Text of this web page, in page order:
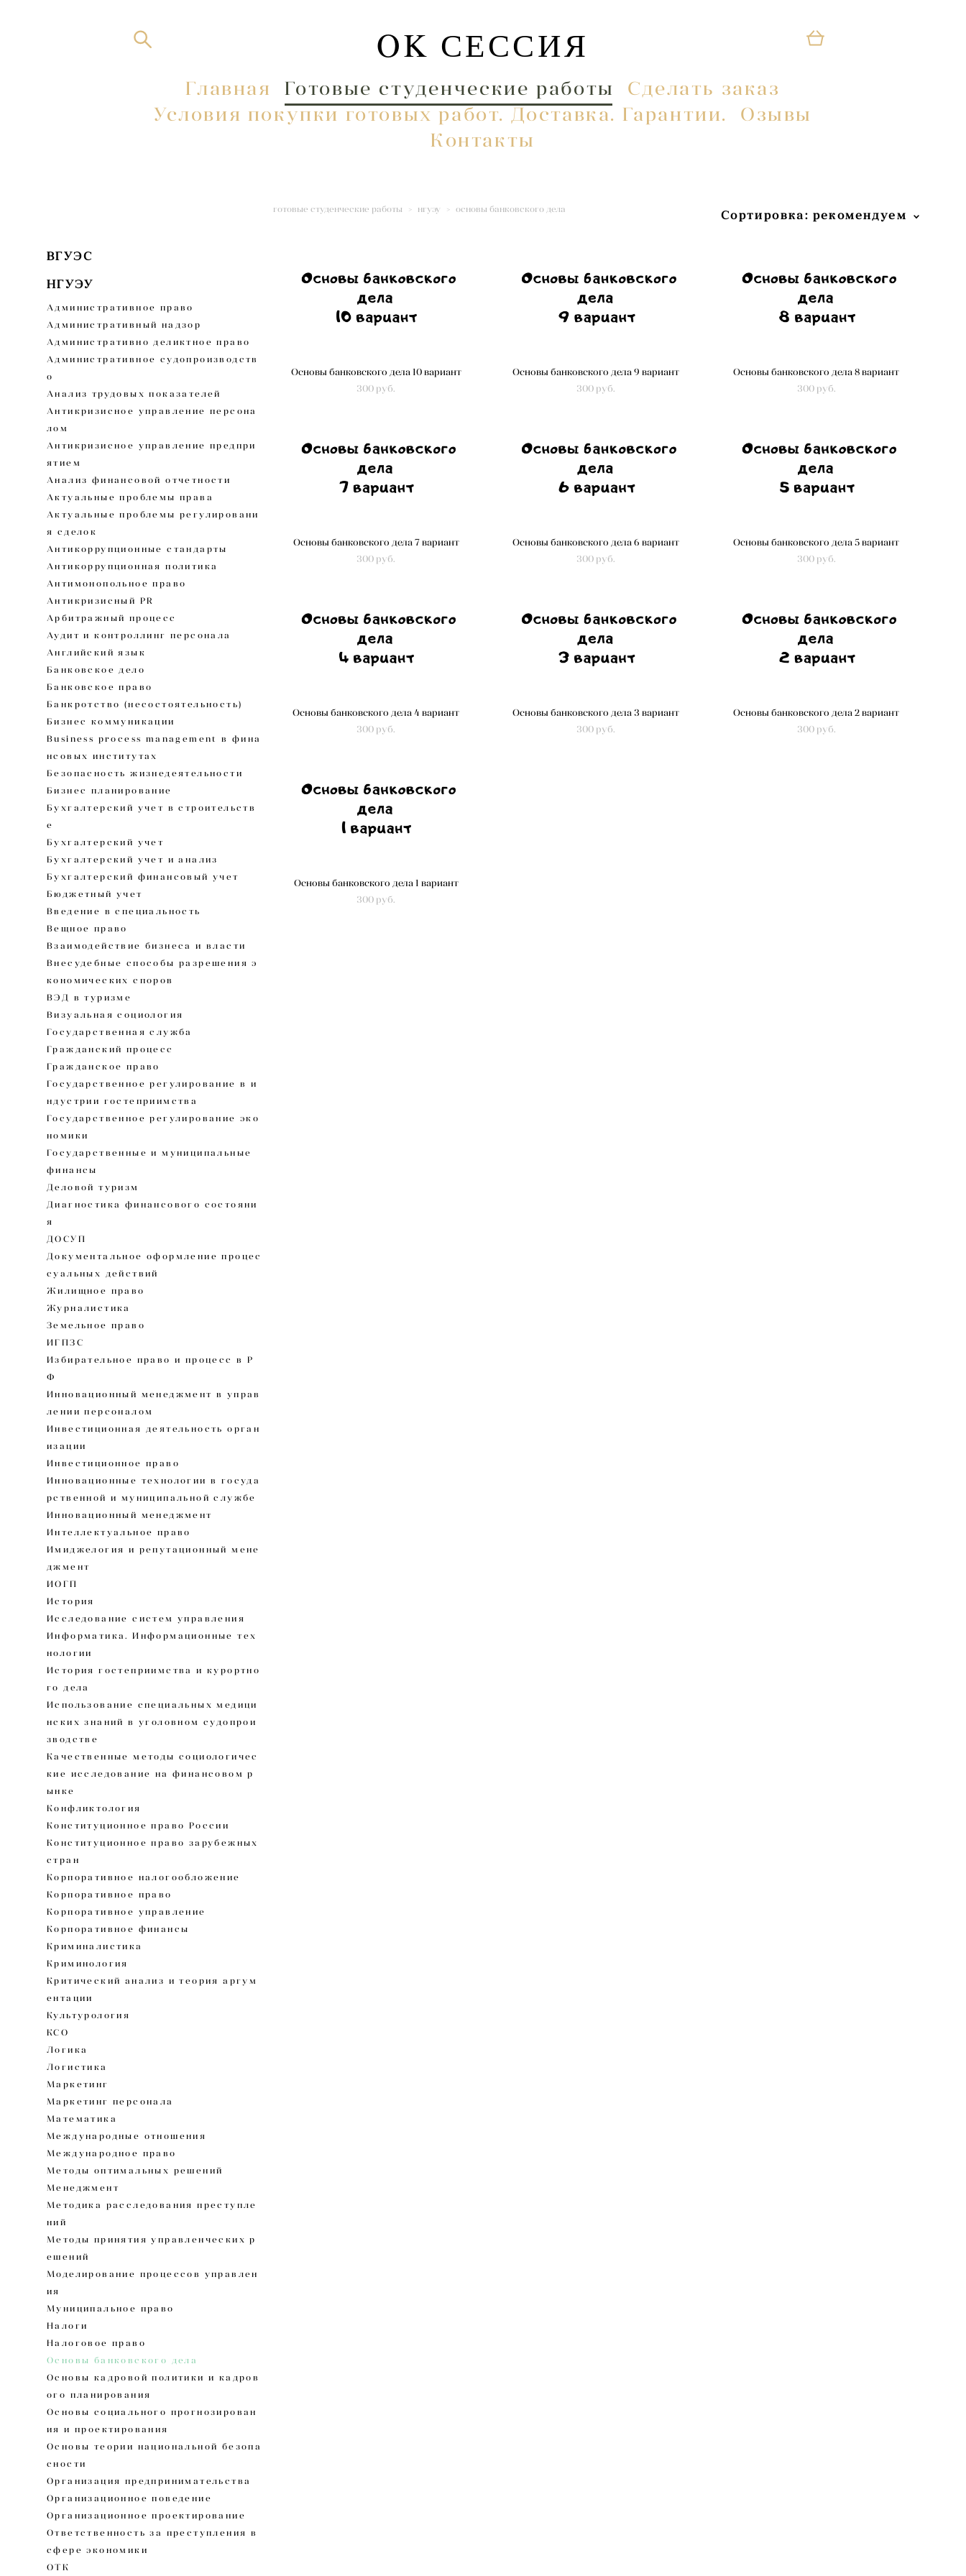
OK СЕССИЯ
Главная Готовые студенческие работы
Сделать заказ
Условия покупки готовых работ. Доставка. Гарантии.
Озывы
Контакты
OK СЕССИЯ
Главная Готовые студенческие работы
Сделать заказ
Условия покупки готовых работ. Доставка. Гарантии.
Озывы
Контакты
ВГУЭС
НГУЭУ
Административное право
Административный надзор
Административно деликтное право
Административное судопроизводств
о
Анализ трудовых показателей
Антикризисное управление персона
лом
Антикризисное управление предпри
ятием
Анализ финансовой отчетности
Актуальные проблемы права
Актуальные проблемы регулировани
я сделок
Антикоррупционные стандарты
Антикоррупционная политика
Антимонопольное право
Антикризисный PR
Арбитражный процесс
Аудит и контроллинг персонала
Английский язык
Банковское дело
Банковское право
Банкротство (несостоятельность)
Бизнес коммуникации
Business process management в фина
нсовых институтах
Безопасность жизнедеятельности
Бизнес планирование
Бухгалтерский учет в строительств
е
Бухгалтерский учет
Бухгалтерский учет и анализ
Бухгалтерский финансовый учет
Бюджетный учет
Введение в специальность
Вещное право
Взаимодействие бизнеса и власти
Внесудебные способы разрешения э
кономических споров
ВЭД в туризме
Визуальная социология
Государственная служба
Гражданский процесс
Гражданское право
Государственное регулирование в и
ндустрии гостеприимства
Государственное регулирование эко
номики
Государственные и муниципальные
финансы
Деловой туризм
Диагностика финансового состояни
я
ДОСУП
Документальное оформление процес
суальных действий
Жилищное право
Журналистика
Земельное право
ИГПЗС
Избирательное право и процесс в Р
Ф
Инновационный менеджмент в управ
лении персоналом
Инвестиционная деятельность орган
изации
Инвестиционное право
Инновационные технологии в госуда
рственной и муниципальной службе
Инновационный менеджмент
Интеллектуальное право
Имиджелогия и репутационный мене
джмент
ИОГП
История
Исследование систем управления
Информатика. Информационные тех
нологии
История гостеприимства и курортно
го дела
Использование специальных медици
нских знаний в уголовном судопрои
зводстве
Качественные методы социологичес
кие исследование на финансовом р
ынке
Конфликтология
Конституционное право России
Конституционное право зарубежных
стран
Корпоративное налогообложение
Корпоративное право
Корпоративное управление
Корпоративное финансы
Криминалистика
Криминология
Критический анализ и теория аргум
ентации
Культурология
КСО
Логика
Логистика
Маркетинг
Маркетинг персонала
Математика
Международные отношения
Международное право
Методы оптимальных решений
Менеджмент
Методика расследования преступле
ний
Методы принятия управленческих р
ешений
Моделирование процессов управлен
ия
Муниципальное право
Налоги
Налоговое право
Основы банковского дела
Основы кадровой политики и кадров
ого планирования
Основы социального прогнозирован
ия и проектирования
Основы теории национальной безопа
сности
Организация предпринимательства
Организационное поведение
Организационное проектирование
Ответственность за преступления в
сфере экономики
ОТК
готовые студенческие работы > нгуэу > основы банковского дела Сортировка: рекомендуем
Основы банковского дела 10 вариант
300 pуб.
Основы банковского дела 9 вариант
300 pуб.
Основы банковского дела 8 вариант
300 pуб.
Основы банковского дела 7 вариант
300 pуб.
Основы банковского дела 6 вариант
300 pуб.
Основы банковского дела 5 вариант
300 pуб.
Основы банковского дела 4 вариант
300 pуб.
Основы банковского дела 3 вариант
300 pуб.
Основы банковского дела 2 вариант
300 pуб.
Основы банковского дела 1 вариант
300 pуб.